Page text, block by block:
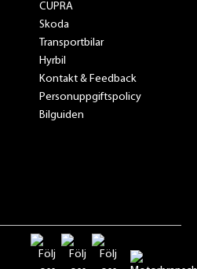
CUPRA
Skoda
Transportbilar
Hyrbil
Kontakt & Feedback
Personuppgiftspolicy
Bilguiden